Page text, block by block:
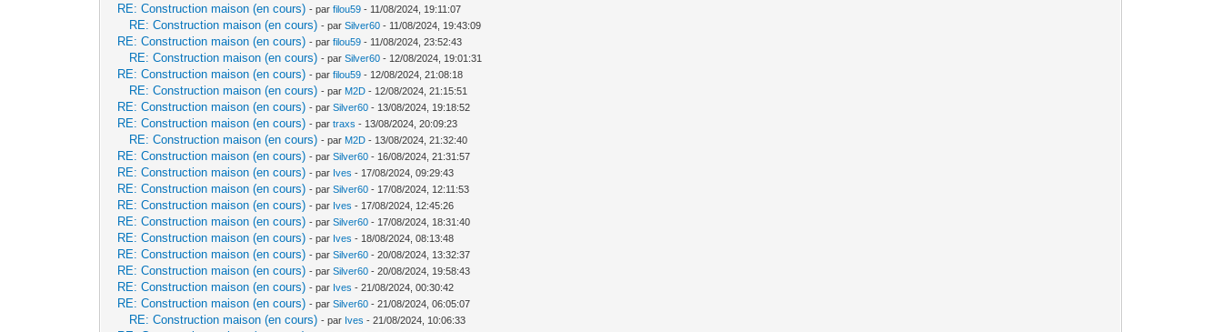
RE: Construction maison (en cours) - parfilou59 - 11/08/2024, 19:11:07
RE: Construction maison (en cours) - parSilver60 - 11/08/2024, 19:43:09
RE: Construction maison (en cours) - parfilou59 - 11/08/2024, 23:52:43
RE: Construction maison (en cours) - parSilver60 - 12/08/2024, 19:01:31
RE: Construction maison (en cours) - parfilou59 - 12/08/2024, 21:08:18
RE: Construction maison (en cours) - par M2D - 12/08/2024, 21:15:51
RE: Construction maison (en cours) - parSilver60 - 13/08/2024, 19:18:52
RE: Construction maison (en cours) - partraxs - 13/08/2024, 20:09:23
RE: Construction maison (en cours) - par M2D - 13/08/2024, 21:32:40
RE: Construction maison (en cours) - parSilver60 - 16/08/2024, 21:31:57
RE: Construction maison (en cours) - par Ives - 17/08/2024, 09:29:43
RE: Construction maison (en cours) - parSilver60 - 17/08/2024, 12:11:53
RE: Construction maison (en cours) - par Ives - 17/08/2024, 12:45:26
RE: Construction maison (en cours) - parSilver60 - 17/08/2024, 18:31:40
RE: Construction maison (en cours) - par Ives - 18/08/2024, 08:13:48
RE: Construction maison (en cours) - parSilver60 - 20/08/2024, 13:32:37
RE: Construction maison (en cours) - parSilver60 - 20/08/2024, 19:58:43
RE: Construction maison (en cours) - par Ives - 21/08/2024, 00:30:42
RE: Construction maison (en cours) - parSilver60 - 21/08/2024, 06:05:07
RE: Construction maison (en cours) - par Ives - 21/08/2024, 10:06:33